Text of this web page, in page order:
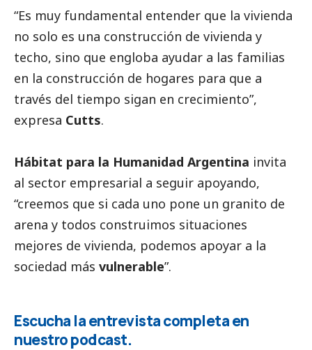
“Es muy fundamental entender que la vivienda
no solo es una construcción de vivienda y
techo, sino que engloba ayudar a las familias
en la construcción de hogares para que a
través del tiempo sigan en crecimiento”,
expresa Cutts.
Hábitat para la Humanidad Argentina invita
al sector empresarial a seguir apoyando,
“creemos que si cada uno pone un granito de
arena y todos construimos situaciones
mejores de vivienda, podemos apoyar a la
sociedad más vulnerable”.
Escucha la entrevista completa en
nuestro podcast.